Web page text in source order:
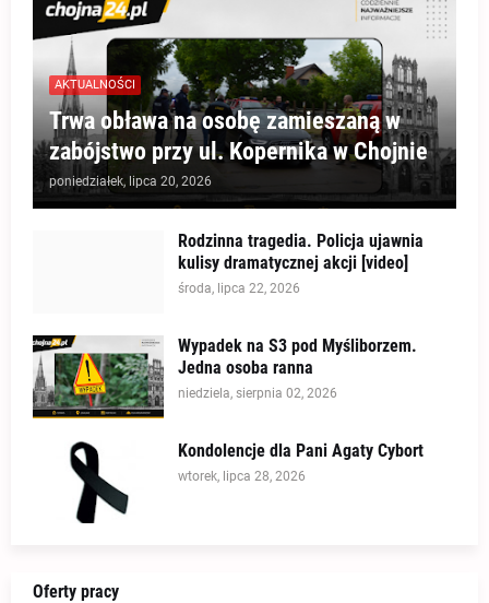
AKTUALNOŚCI
Trwa obława na osobę zamieszaną w
zabójstwo przy ul. Kopernika w Chojnie
poniedziałek, lipca 20, 2026
Rodzinna tragedia. Policja ujawnia
kulisy dramatycznej akcji [video]
środa, lipca 22, 2026
Wypadek na S3 pod Myśliborzem.
Jedna osoba ranna
niedziela, sierpnia 02, 2026
Kondolencje dla Pani Agaty Cybort
wtorek, lipca 28, 2026
Oferty pracy